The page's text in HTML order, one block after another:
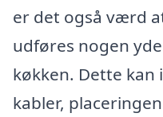
er det også værd
udføres nogen
køkken. Dette
kabler,